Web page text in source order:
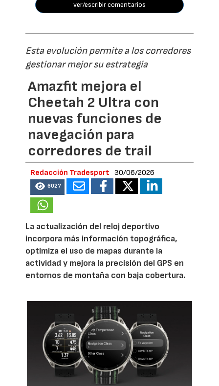
ver/escribir comentarios
Esta evolución permite a los corredores
gestionar mejor su estrategia
Amazfit mejora el
Cheetah 2 Ultra con
nuevas funciones de
navegación para
corredores de trail
Redacción Tradesport 30/06/2026
6027
La actualización del reloj deportivo
incorpora más información topográfica,
optimiza el uso de mapas durante la
actividad y mejora la precisión del GPS en
entornos de montaña con baja cobertura.